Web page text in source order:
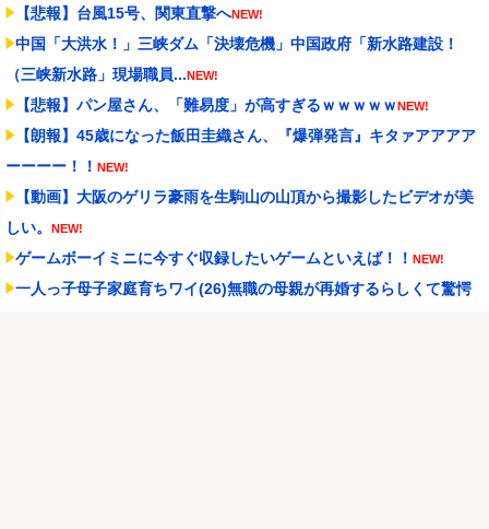
【悲報】台風15号、関東直撃へNEW!
中国「大洪水！」三峡ダム「決壊危機」中国政府「新水路建設！
（三峡新水路」現場職員...NEW!
【悲報】パン屋さん、「難易度」が高すぎるｗｗｗｗｗNEW!
【朗報】45歳になった飯田圭織さん、『爆弾発言』キタァアアアア
ーーーー！！ NEW!
【動画】大阪のゲリラ豪雨を生駒山の山頂から撮影したビデオが美
しい。
NEW!
ゲームボーイミニに今すぐ収録したいゲームといえば！！ NEW!
一人っ子母子家庭育ちワイ(26)無職の母親が再婚するらしくて驚愕